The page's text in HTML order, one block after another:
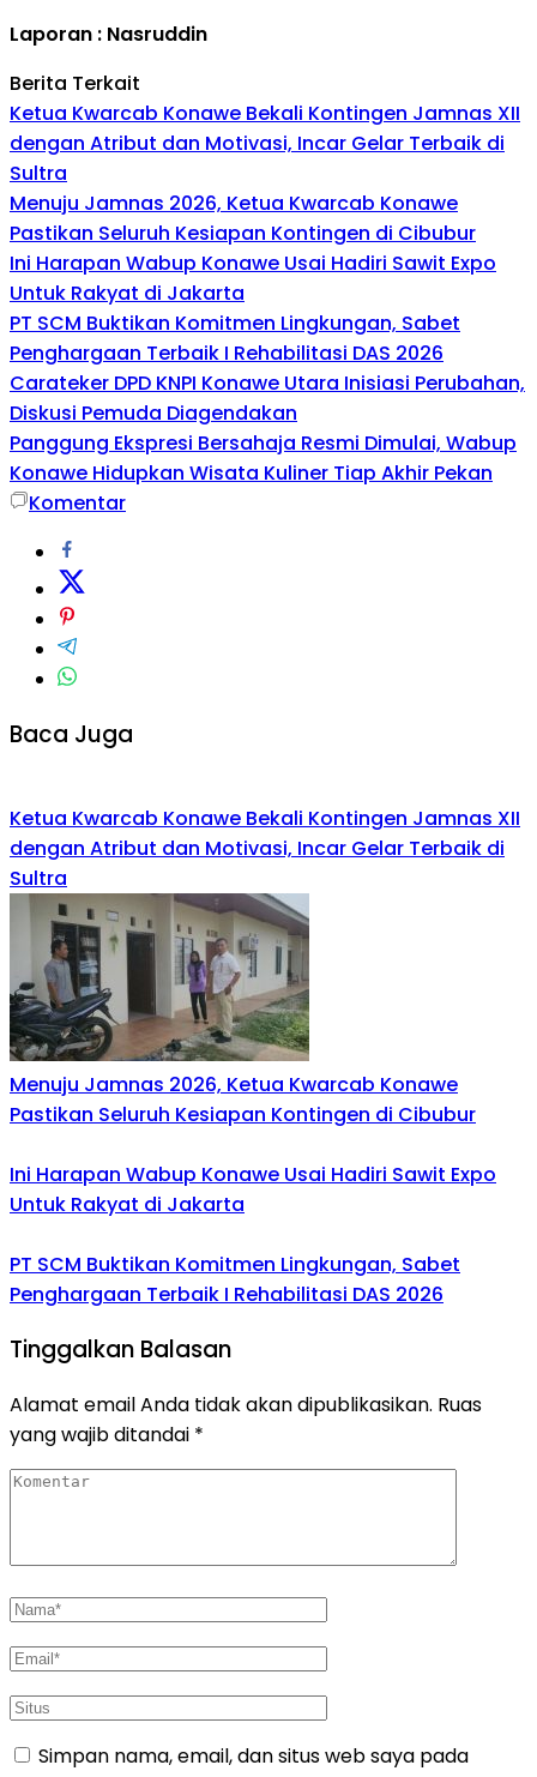
Laporan : Nasruddin
Berita Terkait
Ketua Kwarcab Konawe Bekali Kontingen Jamnas XII
dengan Atribut dan Motivasi, Incar Gelar Terbaik di
Sultra
Menuju Jamnas 2026, Ketua Kwarcab Konawe
Pastikan Seluruh Kesiapan Kontingen di Cibubur
Ini Harapan Wabup Konawe Usai Hadiri Sawit Expo
Untuk Rakyat di Jakarta
PT SCM Buktikan Komitmen Lingkungan, Sabet
Penghargaan Terbaik I Rehabilitasi DAS 2026
Carateker DPD KNPI Konawe Utara Inisiasi Perubahan,
Diskusi Pemuda Diagendakan
Panggung Ekspresi Bersahaja Resmi Dimulai, Wabup
Konawe Hidupkan Wisata Kuliner Tiap Akhir Pekan
Komentar
Baca Juga
Ketua Kwarcab Konawe Bekali Kontingen Jamnas XII
dengan Atribut dan Motivasi, Incar Gelar Terbaik di
Sultra
Menuju Jamnas 2026, Ketua Kwarcab Konawe
Pastikan Seluruh Kesiapan Kontingen di Cibubur
Ini Harapan Wabup Konawe Usai Hadiri Sawit Expo
Untuk Rakyat di Jakarta
PT SCM Buktikan Komitmen Lingkungan, Sabet
Penghargaan Terbaik I Rehabilitasi DAS 2026
Tinggalkan Balasan
Alamat email Anda tidak akan dipublikasikan. Ruas
yang wajib ditandai *
Simpan nama, email, dan situs web saya pada